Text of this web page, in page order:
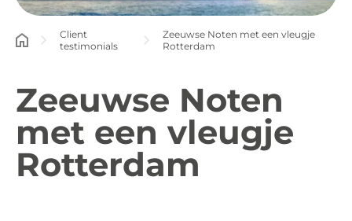
Client
testimonials
Zeeuwse Noten met een vleugje
Rotterdam
Zeeuwse Noten
met een vleugje
Rotterdam